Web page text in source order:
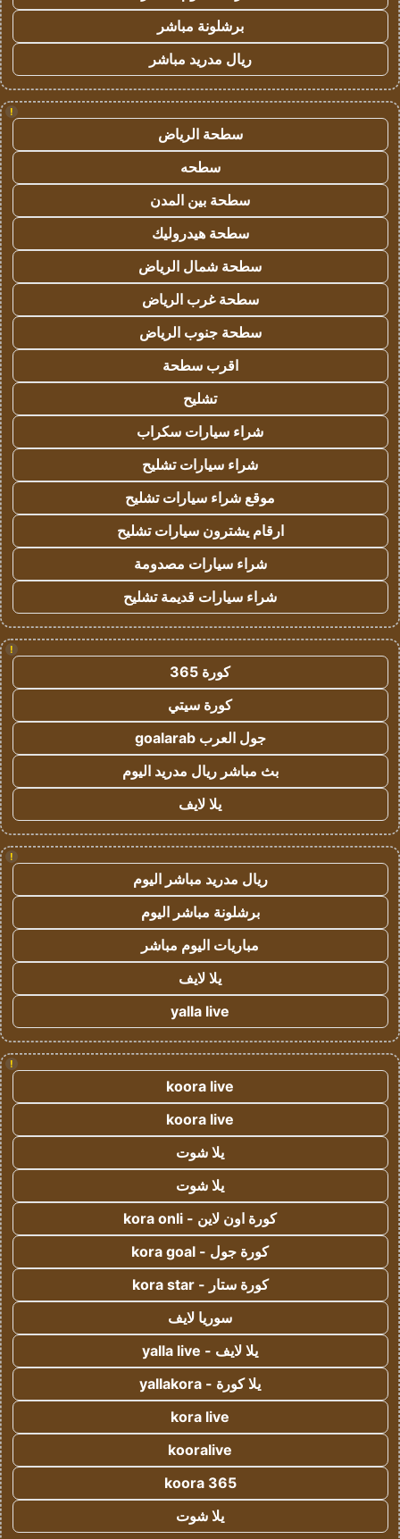
برشلونة مباشر
ريال مدريد مباشر
!
سطحة الرياض
سطحه
سطحة بين المدن
سطحة هيدروليك
سطحة شمال الرياض
سطحة غرب الرياض
سطحة جنوب الرياض
اقرب سطحة
تشليح
شراء سيارات سكراب
شراء سيارات تشليح
موقع شراء سيارات تشليح
ارقام يشترون سيارات تشليح
شراء سيارات مصدومة
شراء سيارات قديمة تشليح
!
كورة 365
كورة سيتي
جول العرب goalarab
بث مباشر ريال مدريد اليوم
يلا لايف
!
ريال مدريد مباشر اليوم
برشلونة مباشر اليوم
مباريات اليوم مباشر
يلا لايف
yalla live
!
koora live
koora live
يلا شوت
يلا شوت
كورة اون لاين - kora onli
كورة جول - kora goal
كورة ستار - kora star
سوريا لايف
يلا لايف - yalla live
يلا كورة - yallakora
kora live
kooralive
koora 365
يلا شوت